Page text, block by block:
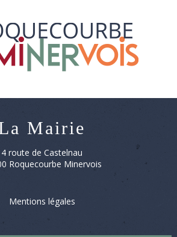
Mairie
4 route de Castelnau
Roquecourbe Minervois
Mentions légales